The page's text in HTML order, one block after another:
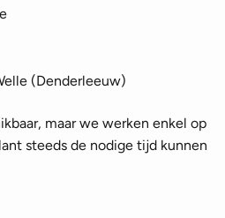
(Denderleeuw)
maar we werken enkel op
steeds de nodige tijd kunnen